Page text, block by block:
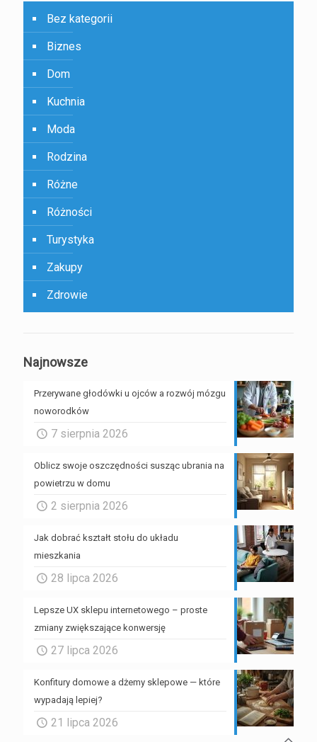
Bez kategorii
Biznes
Dom
Kuchnia
Moda
Rodzina
Różne
Różności
Turystyka
Zakupy
Zdrowie
Najnowsze
Przerywane głodówki u ojców a rozwój mózgu
noworodków
7 sierpnia 2026
Oblicz swoje oszczędności susząc ubrania na
powietrzu w domu
2 sierpnia 2026
Jak dobrać kształt stołu do układu
mieszkania
28 lipca 2026
Lepsze UX sklepu internetowego – proste
zmiany zwiększające konwersję
27 lipca 2026
Konfitury domowe a dżemy sklepowe — które
wypadają lepiej?
21 lipca 2026